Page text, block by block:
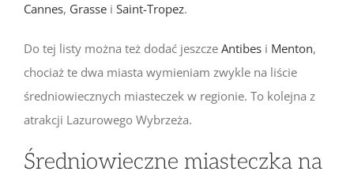
Cannes, Grasse i Saint-Tropez.
Do tej listy można też dodać jeszcze Antibes i Menton,
chociaż te dwa miasta wymieniam zwykle na liście
średniowiecznych miasteczek w regionie. To kolejna z
atrakcji Lazurowego Wybrzeża.
Średniowieczne miasteczka na